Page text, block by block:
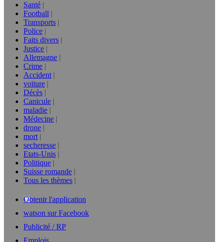
Santé
Football
Transports
Police
Faits divers
Justice
Allemagne
Crime
Accident
voiture
Décès
Canicule
maladie
Médecine
drone
mort
secheresse
Etats-Unis
Politique
Suisse romande
Tous les thèmes
Obtenir l'application
watson sur Facebook
Publicité / RP
Emplois